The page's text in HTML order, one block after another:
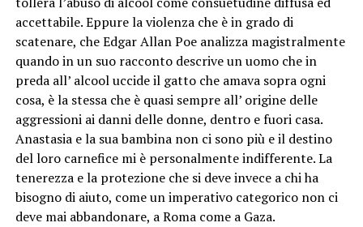
accettabile. Eppure la violenza che è in grado di
scatenare, che Edgar Allan Poe analizza magistralmente
quando in un suo racconto descrive un uomo che in
preda all’ alcool uccide il gatto che amava sopra ogni
cosa, è la stessa che è quasi sempre all’ origine delle
aggressioni ai danni delle donne, dentro e fuori casa.
Anastasia e la sua bambina non ci sono più e il destino
del loro carnefice mi è personalmente indifferente. La
tenerezza e la protezione che si deve invece a chi ha
bisogno di aiuto, come un imperativo categorico non ci
deve mai abbandonare, a Roma come a Gaza.